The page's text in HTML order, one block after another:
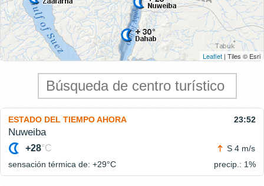
Leaflet | Tiles © Esri
ESTADO DEL TIEMPO AHORA 23:52
Nuweiba
+28°C
S 4 m/s
sensación térmica de: +29°C precip.: 1%